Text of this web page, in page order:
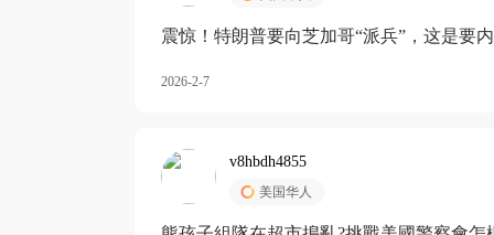
震惊！特朗普要向芝加哥“派兵”，这是要
2026-2-7
v8hbdh4855
美国华人